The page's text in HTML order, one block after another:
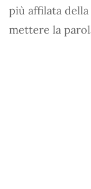
più affilata della
mettere la